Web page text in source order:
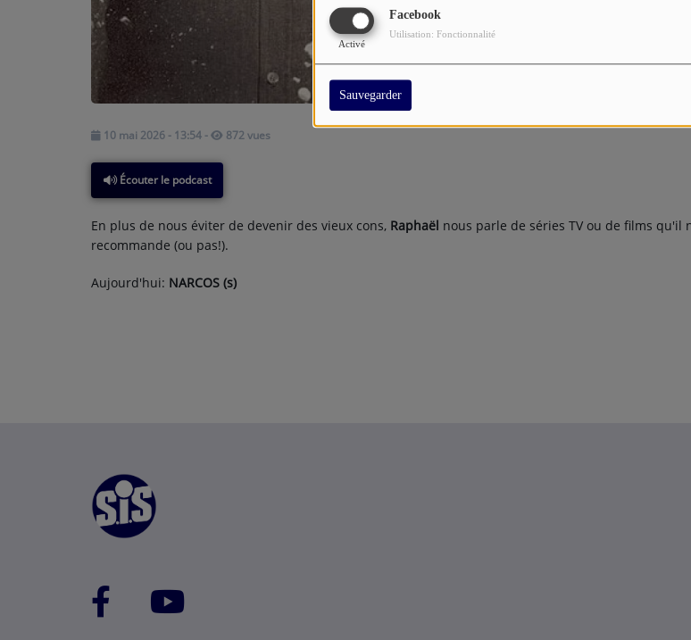
Facebook
Activé
Utilisation: Fonctionnalité
Sauvegarder
10 mai 2026 - 13:54 - 872 vues
Écouter le podcast
En plus de nous éviter de devenir des vieux cons, Raphaël nous parle de séries TV ou de films qu'il
recommande (ou pas!).
Aujourd'hui: NARCOS (s)